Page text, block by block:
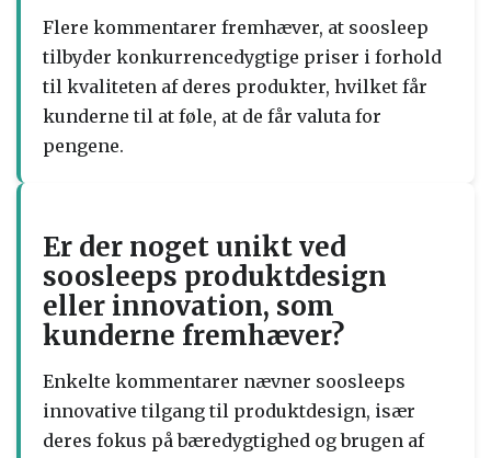
Flere kommentarer fremhæver, at soosleep
tilbyder konkurrencedygtige priser i forhold
til kvaliteten af deres produkter, hvilket får
kunderne til at føle, at de får valuta for
pengene.
Er der noget unikt ved
soosleeps produktdesign
eller innovation, som
kunderne fremhæver?
Enkelte kommentarer nævner soosleeps
innovative tilgang til produktdesign, især
deres fokus på bæredygtighed og brugen af